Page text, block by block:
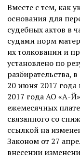
Вместе с тем, как
основания для
судебных актов в
судами норм
их толковании и
установлено по
разбирательства,
20 июня 2017 года
2017 года АО «А-
ежемесячных
связанного со
ссылкой на
Законом от 27
внесении